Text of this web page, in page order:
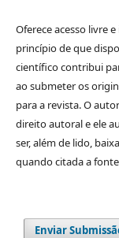
Oferece acesso livre
princípio de que
científico contribui
ao submeter os
para a revista. O
direito autoral e ele
ser, além de lido,
quando citada a
Enviar